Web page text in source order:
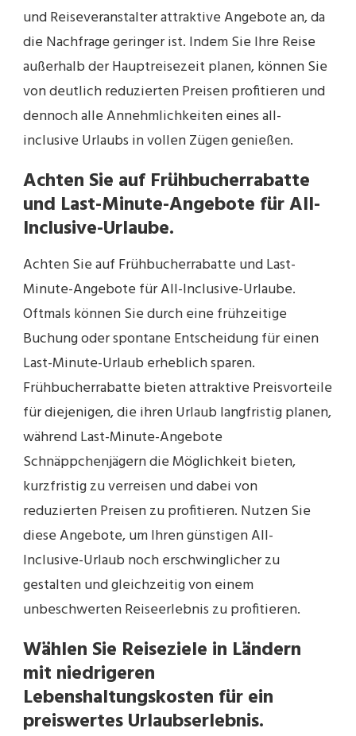
und Reiseveranstalter attraktive Angebote an, da
die Nachfrage geringer ist. Indem Sie Ihre Reise
außerhalb der Hauptreisezeit planen, können Sie
von deutlich reduzierten Preisen profitieren und
dennoch alle Annehmlichkeiten eines all-
inclusive Urlaubs in vollen Zügen genießen.
Achten Sie auf Frühbucherrabatte
und Last-Minute-Angebote für All-
Inclusive-Urlaube.
Achten Sie auf Frühbucherrabatte und Last-
Minute-Angebote für All-Inclusive-Urlaube.
Oftmals können Sie durch eine frühzeitige
Buchung oder spontane Entscheidung für einen
Last-Minute-Urlaub erheblich sparen.
Frühbucherrabatte bieten attraktive Preisvorteile
für diejenigen, die ihren Urlaub langfristig planen,
während Last-Minute-Angebote
Schnäppchenjägern die Möglichkeit bieten,
kurzfristig zu verreisen und dabei von
reduzierten Preisen zu profitieren. Nutzen Sie
diese Angebote, um Ihren günstigen All-
Inclusive-Urlaub noch erschwinglicher zu
gestalten und gleichzeitig von einem
unbeschwerten Reiseerlebnis zu profitieren.
Wählen Sie Reiseziele in Ländern
mit niedrigeren
Lebenshaltungskosten für ein
preiswertes Urlaubserlebnis.